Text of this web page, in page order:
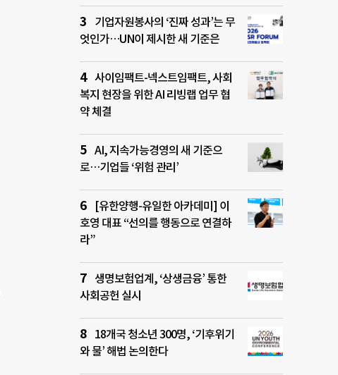
기업자원봉사의 ‘진짜 성과’는 무
엇인가…UN이 제시한 새 기준은
사이임팩트-넥스트임팩트, 사회
복지 현장을 위한 AI 리빙랩 업무 협
약 체결
AI, 지속가능경영의 새 기준으
로…기업들 ‘위험 관리’
[유한양행-유일한 아카데미] 이
호영 대표 “선의를 행동으로 연결하
라”
생명보험업계, ‘상생금융’ 통한
사회공헌 실시
18개국 청소년 300명, ‘기후위기
와 물’ 해법 논의한다